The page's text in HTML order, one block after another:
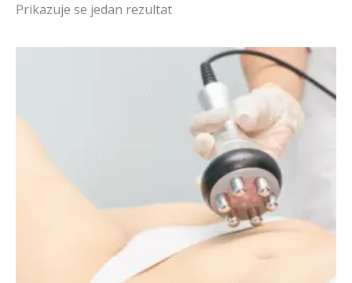
Prikazuje se jedan rezultat
Raspon
cijena:
od
36,00 €
do
58,00 €
Ovaj
proizvod
ima
više
varijanti.
Opcije
se
mogu
odabrati
na
stranici